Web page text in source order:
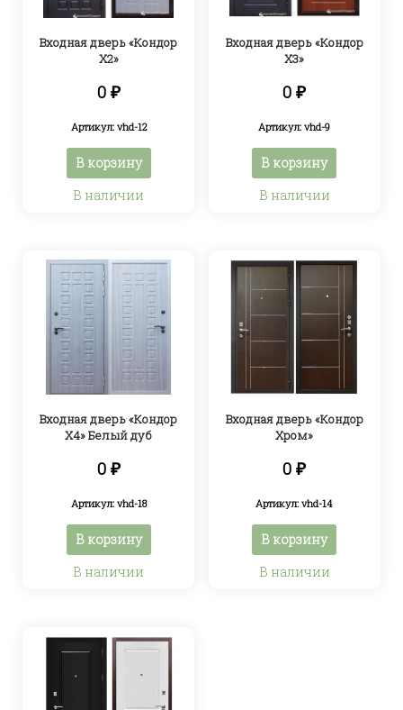
Входная дверь «Кондор
Х2»
0 ₽
Артикул: vhd-12
В корзину
В наличии
Входная дверь «Кондор
Х3»
0₽
Артикул: vhd-9
В корзину
В наличии
Входная дверь «Кондор
Х4» Белый дуб
0 ₽
Артикул: vhd-18
В корзину
В наличии
Входная дверь «Кондор
Хром»
0₽
Артикул: vhd-14
В корзину
В наличии